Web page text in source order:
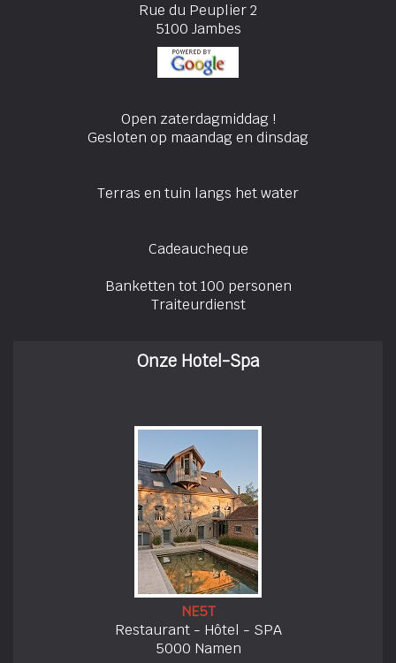
Rue du Peuplier 2
5100 Jambes
Open zaterdagmiddag !
Gesloten op maandag en dinsdag
Terras en tuin langs het water
Cadeaucheque
Banketten tot 100 personen
Traiteurdienst
Onze Hotel-Spa
NE5T
Restaurant - Hôtel - SPA
5000 Namen